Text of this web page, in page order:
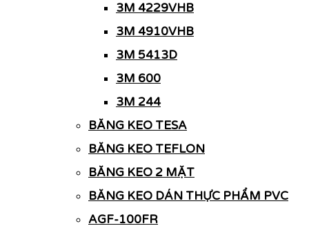
3M 4229VHB
3M 4910VHB
3M 5413D
3M 600
3M 244
BĂNG KEO TESA
BĂNG KEO TEFLON
BĂNG KEO 2 MẶT
BĂNG KEO DÁN THỰC PHẨM PVC
AGF-100FR